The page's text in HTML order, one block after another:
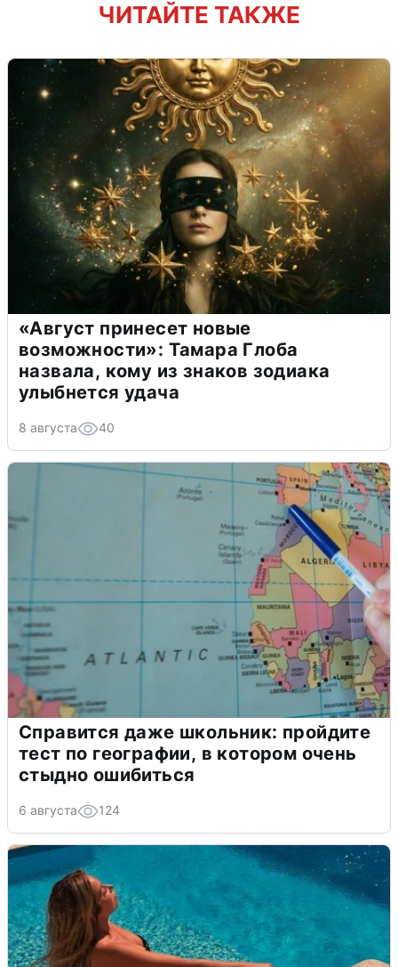
ЧИТАЙТЕ ТАКЖЕ
«Август принесет новые
возможности»: Тамара Глоба
назвала, кому из знаков зодиака
улыбнется удача
8 августа 40
Справится даже школьник: пройдите
тест по географии, в котором очень
стыдно ошибиться
6 августа 124